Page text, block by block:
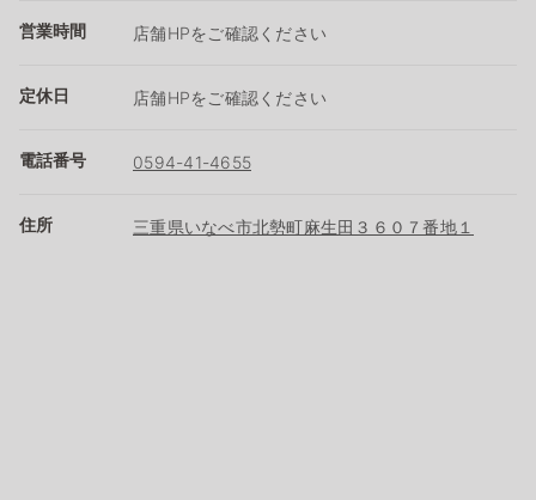
営業時間 店舗HPをご確認ください
定休日 店舗HPをご確認ください
電話番号 0594-41-4655
住所 三重県いなべ市北勢町麻生田３６０７番地１